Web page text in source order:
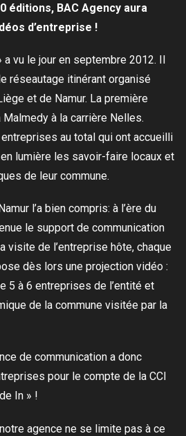
éditions, BAC Agency aura
d’entreprise !
vu le jour en septembre 2012. Il
réseautage itinérant organisé
et de Namur. La première
à la carrière Nelles.
au total qui ont accueilli
lumière les savoir-faire locaux et
de leur commune.
l’a bien compris: à l’ère du
le support de communication
visite de l’entreprise hôte, chaque
dès lors une projection vidéo :
5 à 6 entreprises de l’entité et
de la commune visitée par la
de communication a donc
pour le compte de la CCI
In » !
agence ne se limite pas à ce